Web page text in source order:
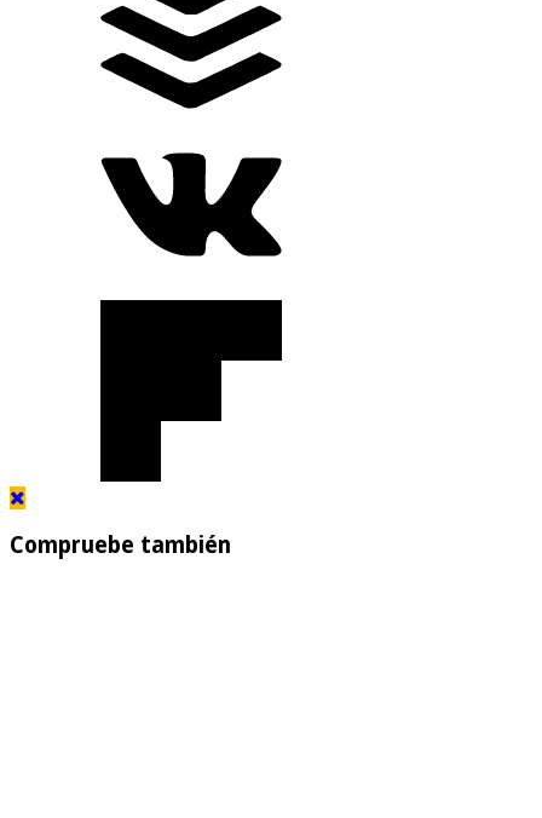
Compruebe también